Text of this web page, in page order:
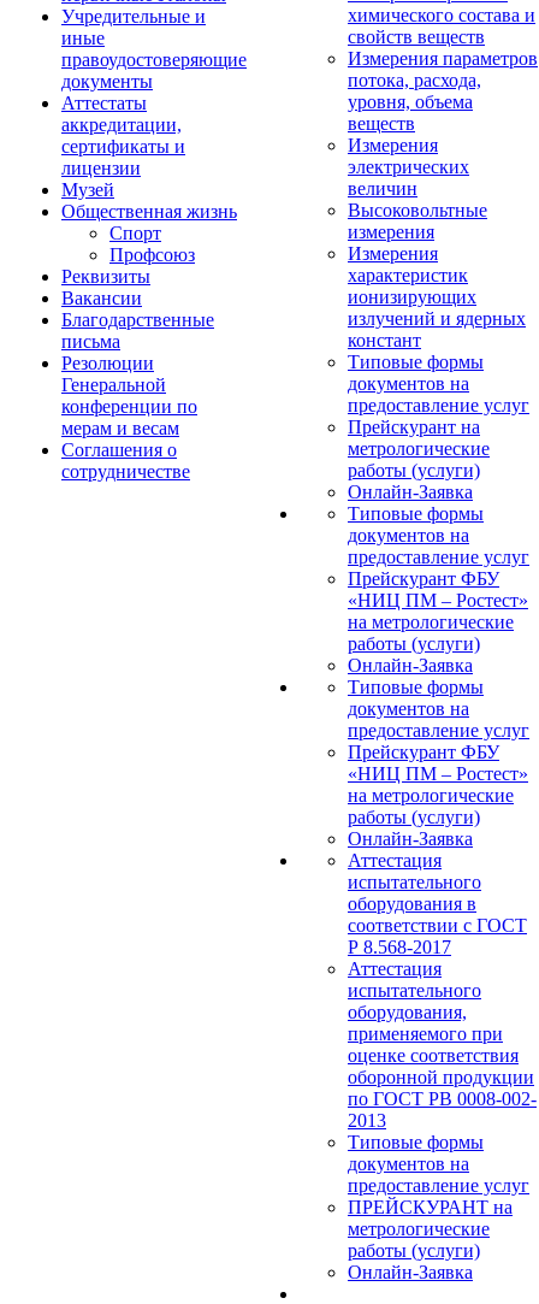
Учредительные и
иные
правоудостоверяющие
документы
Аттестаты
аккредитации,
сертификаты и
лицензии
Музей
Общественная жизнь
Спорт
Профсоюз
Реквизиты
Вакансии
Благодарственные
письма
Резолюции
Генеральной
конференции по
мерам и весам
Соглашения о
сотрудничестве
химического состава и
свойств веществ
Измерения параметров
потока, расхода,
уровня, объема
веществ
Измерения
электрических
величин
Высоковольтные
измерения
Измерения
характеристик
ионизирующих
излучений и ядерных
констант
Типовые формы
документов на
предоставление услуг
Прейскурант на
метрологические
работы (услуги)
Онлайн-Заявка
Типовые формы
документов на
предоставление услуг
Прейскурант ФБУ
«НИЦ ПМ – Ростест»
на метрологические
работы (услуги)
Онлайн-Заявка
Типовые формы
документов на
предоставление услуг
Прейскурант ФБУ
«НИЦ ПМ – Ростест»
на метрологические
работы (услуги)
Онлайн-Заявка
Аттестация
испытательного
оборудования в
соответствии с ГОСТ
Р 8.568-2017
Аттестация
испытательного
оборудования,
применяемого при
оценке соответствия
оборонной продукции
по ГОСТ РВ 0008-002-
2013
Типовые формы
документов на
предоставление услуг
ПРЕЙСКУРАНТ на
метрологические
работы (услуги)
Онлайн-Заявка